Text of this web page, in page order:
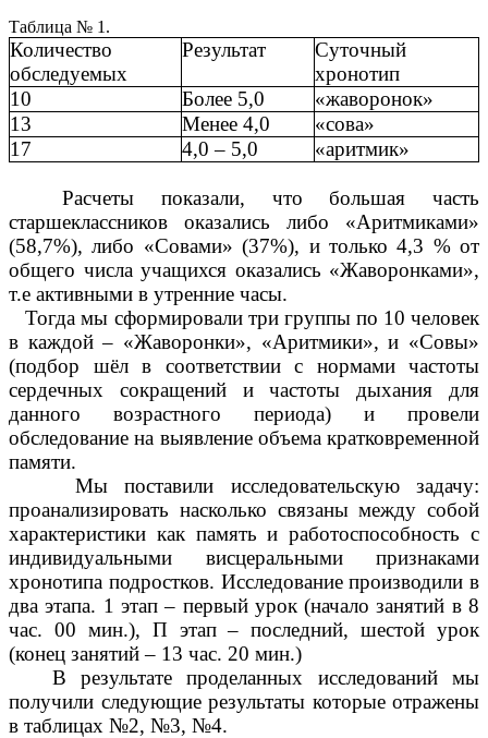
Таблица № 1.
Количество
обследуемых
Результат
Суточный
хронотип
10
Более 5,0
«жаворонок»
13
Менее 4,0
«сова»
17
4,0 – 5,0 «аритмик»
Расчеты показали, что большая часть
старшеклассников оказались либо «Аритмиками»
(58,7%), либо «Совами» (37%), и только 4,3 % от
общего числа учащихся оказались «Жаворонками»,
т.е активными в утренние часы.
Тогда мы сформировали три группы по 10 человек
в каждой – «Жаворонки», «Аритмики», и «Совы»
(подбор шёл в соответствии с нормами частоты
сердечных сокращений и частоты дыхания для
данного возрастного периода) и провели
обследование на выявление объема кратковременной
памяти.
Мы поставили исследовательскую задачу:
проанализировать насколько связаны между собой
характеристики как память и работоспособность с
индивидуальными висцеральными признаками
хронотипа подростков. Исследование производили в
два этапа. 1 этап – первый урок (начало занятий в 8
час. 00 мин.), П этап – последний, шестой урок
(конец занятий – 13 час. 20 мин.)
В результате проделанных исследований мы
получили следующие результаты которые отражены
в таблицах №2, №3, №4.